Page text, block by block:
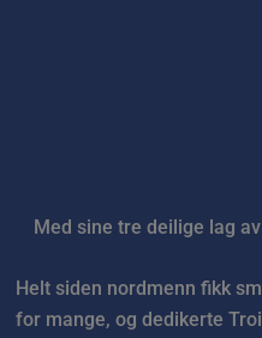
Med sine tre deilige lag
Helt siden nordmenn fikk
for mange, og dedikerte